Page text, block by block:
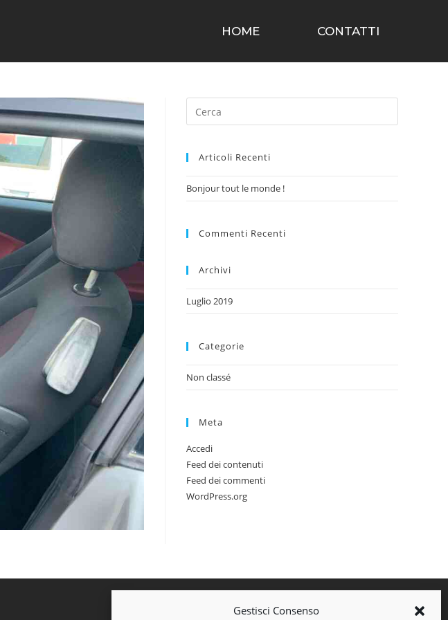
Gestisci Consenso
HOME CONTATTI
Articoli Recenti
Bonjour tout le monde !
Commenti Recenti
Archivi
Luglio 2019
Categorie
Non classé
Meta
Accedi
Feed dei contenuti
Feed dei commenti
WordPress.org